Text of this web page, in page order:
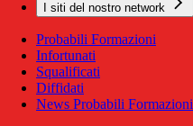
I siti del nostro network
Probabili Formazioni
Infortunati
Squalificati
Diffidati
News Probabili Formazioni